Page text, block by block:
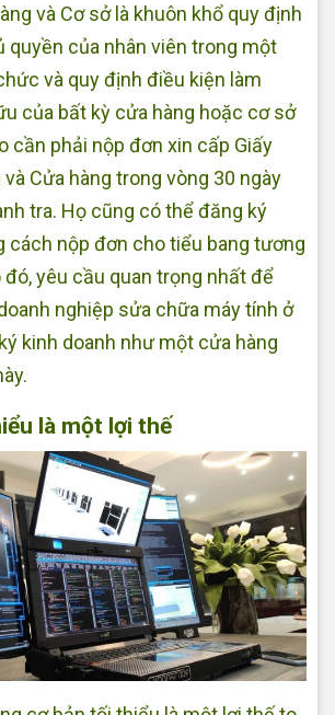
và Cơ sở là khuôn khổ quy định
quyền của nhân viên trong một
và quy định điều kiện làm
của bất kỳ cửa hàng hoặc cơ sở
cần phải nộp đơn xin cấp Giấy
Cửa hàng trong vòng 30 ngày
tra. Họ cũng có thể đăng ký
cách nộp đơn cho tiểu bang tương
đó, yêu cầu quan trọng nhất để
nghiệp sửa chữa máy tính ở
kinh doanh như một cửa hàng
là một lợi thế